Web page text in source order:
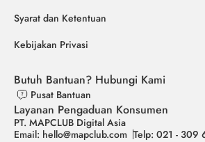
Syarat dan Ketentuan
Kebijakan Privasi
Butuh Bantuan? Hubungi Kami
Pusat Bantuan
Layanan Pengaduan Konsumen
PT. MAPCLUB Digital Asia
Email: hello@mapclub.com Telp: 021 - 309